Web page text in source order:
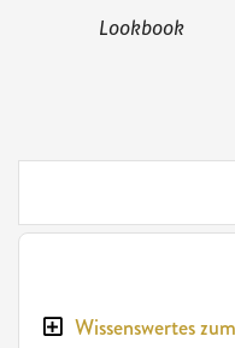
Lookbook
Wissenswertes